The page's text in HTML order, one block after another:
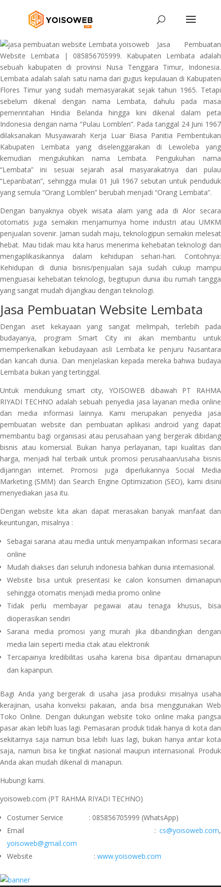
Jasa Pembuatan
Website Lembata | 085856705999. Kabupaten Lembata adalah
sebuah kabupaten di provinsi Nusa Tenggara Timur, Indonesia.
Lembata adalah salah satu nama dari gugus kepulauan di Kabupaten
Flores Timur yang sudah memasyarakat sejak tahun 1965. Tetapi
sebelum dikenal dengan nama Lembata, dahulu pada masa
pemerintahan Hindia Belanda hingga kini dikenal dalam peta
Indonesia dengan nama “Pulau Lomblen”. Pada tanggal 24 Juni 1967
dilaksanakan Musyawarah Kerja Luar Biasa Panitia Pembentukan
Kabupaten Lembata yang diselenggarakan di Lewoleba yang
kemudian mengukuhkan nama Lembata. Pengukuhan nama
“Lembata” ini sesuai sejarah asal masyarakatnya dari pulau
“Lepanbatan”, sehingga mulai 01 Juli 1967 sebutan untuk penduduk
yang semula “Orang Lomblen” berubah menjadi “Orang Lembata”.
Dengan banyaknya obyek wisata alam yang ada di Alor secara
otomatis juga semakin menjamurnya home industri atau UMKM
penjualan sovenir. Jaman sudah maju, teknologipun semakin melesat
hebat. Mau tidak mau kita harus menerima kehebatan teknologi dan
mengaplikasikannya dalam kehidupan sehari-hari. Contohnya:
Kehidupan di dunia bisnis/penjualan saja sudah cukup mampu
menguasai kehebatan teknologi, begitupun dunia ibu rumah tangga
yang sangat mudah dijangkau dengan teknologi.
Jasa Pembuatan Website Lembata
Dengan aset kekayaan yang sangat melimpah, terlebih pada
budayanya, program Smart City ini akan membantu untuk
memperkenalkan kebudayaan asli Lembata ke penjuru Nusantara
dan kancah dunia. Dan menjelaskan kepada mereka bahwa budaya
Lembata bukan yang tertinggal.
Untuk mendukung smart city, YOISOWEB dibawah PT RAHMA
RIYADI TECHNO adalah sebuah penyedia jasa layanan media online
dan media informasi lainnya. Kami merupakan penyedia jasa
pembuatan website dan pembuatan aplikasi android yang dapat
membantu bagi organisasi atau perusahaan yang bergerak dibidang
bisnis atau komersial. Bukan hanya perlayanan, tapi kualitas dan
harga, menjadi hal terbaik untuk promosi perusahaan/usaha bisnis
dijaringan internet. Promosi juga diperlukannya Social Media
Marketing (SMM) dan Search Engine Optimization (SEO), kami disini
menyediakan jasa itu.
Dengan website kita akan dapat merasakan banyak manfaat dan
keuntungan, misalnya :
Sebagai sarana atau media untuk menyampaikan informasi secara
online
Mudah diakses dari seluruh indonesia bahkan dunia internasional.
Website bisa untuk presentasi ke calon konsumen dimanapun
sehingga otomatis menjadi media promo online
Tidak perlu membayar pegawai atau tenaga khusus, bisa
dioperasikan sendiri
Sarana media promosi yang murah jika dibandingkan dengan
media lain seperti media ctak atau elektronik
Tercapainya kredibilitas usaha karena bisa dipantau dimanapun
dan kapanpun.
Bagi Anda yang bergerak di usaha jasa produksi misalnya usaha
kerajinan, usaha konveksi pakaian, anda bisa menggunakan Web
Toko Online. Dengan dukungan website toko online maka pangsa
pasar akan lebih luas lagi. Pemasaran produk tidak hanya di kota dan
sekitarnya saja namun bisa lebih luas lagi, bukan hanya antar kota
saja, namun bisa ke tingkat nasional maupun internasional. Produk
Anda akan mudah dikenal di manapun.
Hubungi kami.
yoisoweb.com (PT RAHMA RIYADI TECHNO)
Costumer Service : 085856705999 (WhatsApp)
Email : cs@yoisoweb.com,
yoisoweb@gmail.com
Website : www.yoisoweb.com